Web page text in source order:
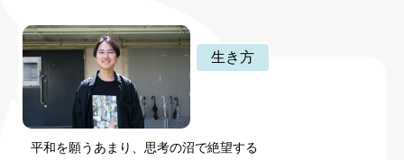
生き方
平和を願うあまり、思考の沼で絶望する